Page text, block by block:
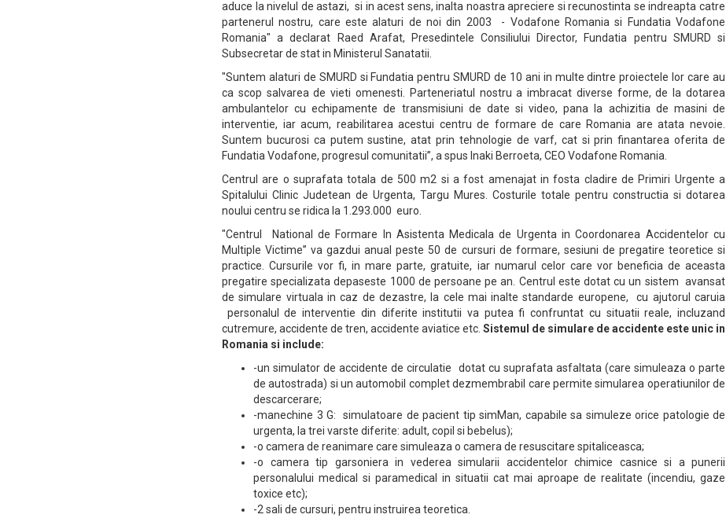
aduce la nivelul de astazi, si in acest sens, inalta noastra apreciere si recunostinta se indreapta catre
partenerul nostru, care este alaturi de noi din 2003 - Vodafone Romania si Fundatia Vodafone
Romania" a declarat Raed Arafat, Presedintele Consiliului Director, Fundatia pentru SMURD si
Subsecretar de stat in Ministerul Sanatatii.
"Suntem alaturi de SMURD si Fundatia pentru SMURD de 10 ani in multe dintre proiectele lor care au
ca scop salvarea de vieti omenesti. Parteneriatul nostru a imbracat diverse forme, de la dotarea
ambulantelor cu echipamente de transmisiuni de date si video, pana la achizitia de masini de
interventie, iar acum, reabilitarea acestui centru de formare de care Romania are atata nevoie.
Suntem bucurosi ca putem sustine, atat prin tehnologie de varf, cat si prin finantarea oferita de
Fundatia Vodafone, progresul comunitatii”, a spus Inaki Berroeta, CEO Vodafone Romania.
Centrul are o suprafata totala de 500 m2 si a fost amenajat in fosta cladire de Primiri Urgente a
Spitalului Clinic Judetean de Urgenta, Targu Mures. Costurile totale pentru constructia si dotarea
noului centru se ridica la 1.293.000 euro.
"Centrul National de Formare In Asistenta Medicala de Urgenta in Coordonarea Accidentelor cu
Multiple Victime” va gazdui anual peste 50 de cursuri de formare, sesiuni de pregatire teoretice si
practice. Cursurile vor fi, in mare parte, gratuite, iar numarul celor care vor beneficia de aceasta
pregatire specializata depaseste 1000 de persoane pe an. Centrul este dotat cu un sistem avansat
de simulare virtuala in caz de dezastre, la cele mai inalte standarde europene, cu ajutorul caruia
personalul de interventie din diferite institutii va putea fi confruntat cu situatii reale, incluzand
cutremure, accidente de tren, accidente aviatice etc. Sistemul de simulare de accidente este unic in
Romania si include:
-un simulator de accidente de circulatie dotat cu suprafata asfaltata (care simuleaza o parte
de autostrada) si un automobil complet dezmembrabil care permite simularea operatiunilor de
descarcerare;
-manechine 3 G: simulatoare de pacient tip simMan, capabile sa simuleze orice patologie de
urgenta, la trei varste diferite: adult, copil si bebelus);
-o camera de reanimare care simuleaza o camera de resuscitare spitaliceasca;
-o camera tip garsoniera in vederea simularii accidentelor chimice casnice si a punerii
personalului medical si paramedical in situatii cat mai aproape de realitate (incendiu, gaze
toxice etc);
-2 sali de cursuri, pentru instruirea teoretica.